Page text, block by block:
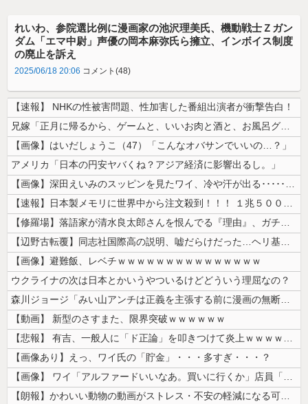
れいわ、参院選比例に漫画家の池沢理美氏、機動戦士Ｚガン
ダム「エマ中尉」声優の岡本麻弥氏ら擁立、インボイス制度
の廃止を訴え
2025/06/18 20:06 コメント(48)
【速報】 NHKの性被害問題、性加害した番組出演者が衝撃告白！
兄嫁「正月に帰るから、ゲームと、いいお肉と酒と、お風呂グッズの準備しと...
【画像】はいだしょうこ（47）「こんなオバサンでいいの…？」
アメリカ「日本の円安ヤバくね？アジア経済に影響出るし。」
【画像】深田えいみのスッピンを見たワイ、冷や汗が出る････････...
【速報】日本製メモリに世界中から注文殺到！！！ １兆５０００億円で工場...
【修羅場】落語家が清水良太郎さんを恨んでる『理由』、ガチでヤバイ・・・...
【辺野古転覆】同志社国際高の説明、嘘だらけだった…ヘリ基地反対協議会の...
【画像】避難飯、レベチｗｗｗｗｗｗｗｗｗｗｗｗｗｗｗ
ウクライナの次は日本とかいうやついるけどどういう理屈なの？
森川ジョージ「みい山アンチは正義を主張する前に漫画の無断転載をやめろよ...
【動画】 新型のさすまた、限界突破ｗｗｗｗｗｗ
【悲報】 有吉、一般人に「ド正論」を叩きつけて炎上ｗｗｗｗｗｗｗｗ
【画像あり】えっ、ワイ氏の「貯金」・・・多すぎ・・・？
【画像】 ワイ「アルファードいいなあ。買いに行くか」店員「ほいっ見積も...
【朗報】かわいい動物の動画がストレス・不安の軽減になる可能性。英大学の...